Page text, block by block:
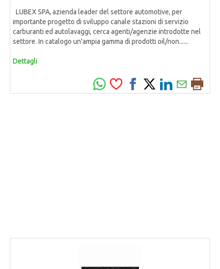
LUBEX SPA, azienda leader del settore automotive, per
importante progetto di sviluppo canale stazioni di servizio
carburanti ed autolavaggi, cerca agenti/agenzie introdotte nel
settore. In catalogo un'ampia gamma di prodotti oil/non......
Dettagli